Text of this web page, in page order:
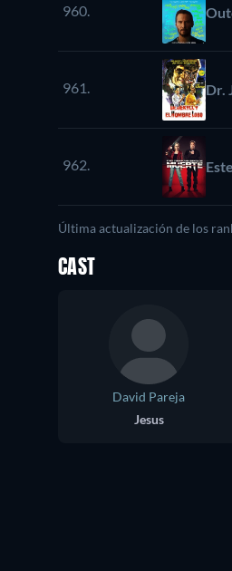
960.
961. Dr.
962.
Última actualización de los
CAST
David Pareja
Jesus